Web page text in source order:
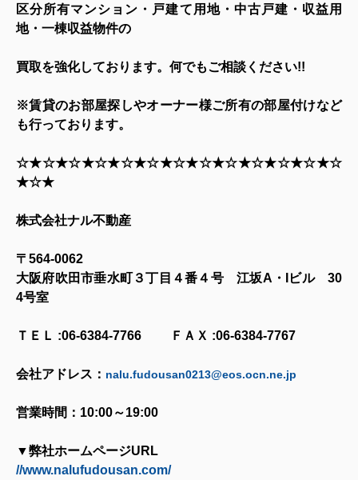
区分所有マンション・戸建て用地・中古戸建・収益用
地・一棟収益物件の
買取を強化しております。何でもご相談ください!!
※賃貸のお部屋探しやオーナー様ご所有の部屋付けなど
も行っております。
☆★☆★☆★☆★☆★☆★☆★☆★☆★☆★☆★☆★☆
★☆★
株式会社ナル不動産
〒 564-0062
大阪府吹田市垂水町３丁目４番４号 江坂A ・ ビル30
4号室
ＴＥＬ :06-6384-7766 ＦＡＸ :06-6384-7767
会社アドレス： nalu.fudousan0213@eos.ocn.ne.jp
営業時間： 10:00～19:00
▼弊社ホームページURL
//www.nalufudousan.com/